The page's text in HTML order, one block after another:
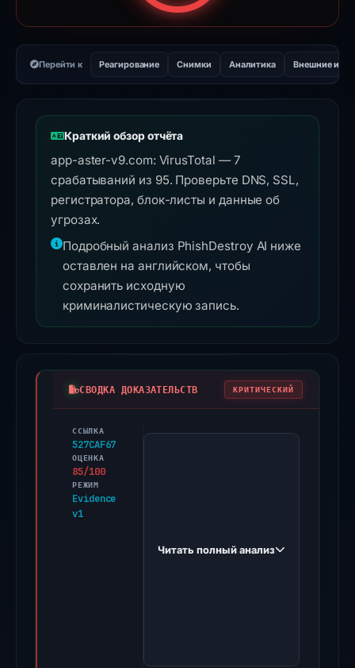
Перейти к Реагирование Снимки Аналитика Внешние
Краткий обзор отчёта
app-aster-v9.com: VirusTotal — 7
срабатываний из 95. Проверьте DNS, SSL,
регистратора, блок-листы и данные об
угрозах.
Подробный анализ PhishDestroy AI ниже
оставлен на английском, чтобы
сохранить исходную
криминалистическую запись.
СВОДКА ДОКАЗАТЕЛЬСТВ КРИТИЧЕСКИЙ
ССЫЛКА
527CAF67
ОЦЕНКА
85/100
РЕЖИМ
Evidence
v1
PhishDestroy
Читать полный анализ